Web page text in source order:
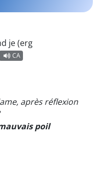
je (erg
CA
après réflexion
poil